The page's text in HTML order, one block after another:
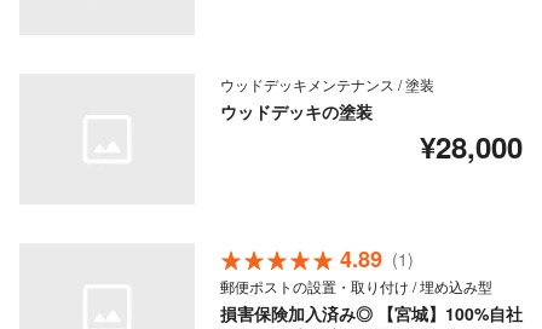
ウッドデッキメンテナンス / 塗装
ウッドデッキの塗装
¥28,000
4.89 (1)
郵便ポストの設置・取り付け / 埋め込み型
損害保険加入済み◎ 【宮城】100%自社